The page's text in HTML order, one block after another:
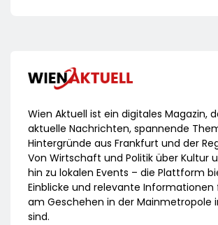
Wien Aktuell ist ein digitales Magazin,
aktuelle Nachrichten, spannende
Hintergründe aus Frankfurt und der
Von Wirtschaft und Politik über Kultur
hin zu lokalen Events – die Plattform
Einblicke und relevante Informationen
am Geschehen in der Mainmetropole
sind.